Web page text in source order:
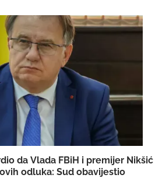
da Vlada FBiH i premijer Nikšić
odluka: Sud obavijestio